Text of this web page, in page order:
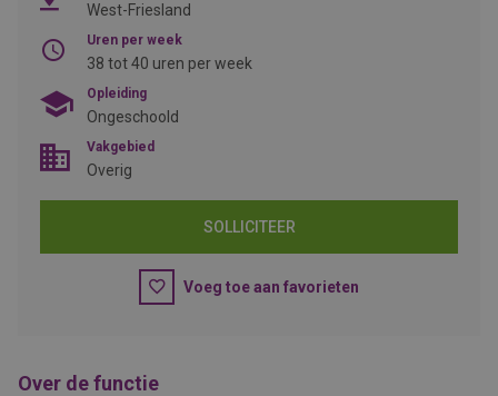
West-Friesland
Uren per week
38 tot 40 uren per week
Opleiding
Ongeschoold
Vakgebied
Overig
SOLLICITEER
Voeg toe aan favorieten
Over de functie